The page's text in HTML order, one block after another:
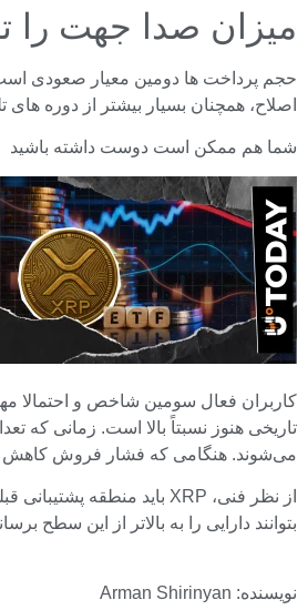
میزان صدا جهت را
اصلاح، همچنان بسیار بیشتر از دوره
شما هم ممکن است دوست داشته باشید
تاریخی هنوز نسبتاً بالا است. زمانی که
می‌شوند. هنگامی که فشار فروش کاهش می
بتوانند دارایی را به بالاتر از این سطح برسانند، این نشان
نویسنده: Arman Shirinyan